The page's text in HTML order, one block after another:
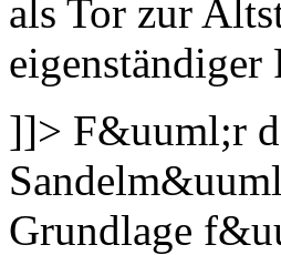
als Tor zur
]]> F&uuml;r
Grundlage